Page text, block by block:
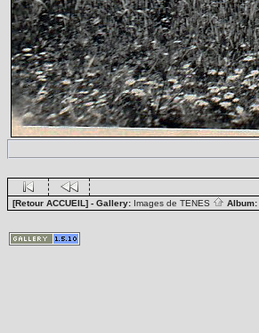
[Retour ACCUEIL] - Gallery: Images de TENES Album: